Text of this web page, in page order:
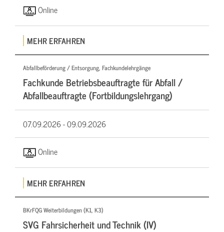
Online
MEHR ERFAHREN
Abfallbeförderung / Entsorgung, Fachkundelehrgänge
Fachkunde Betriebsbeauftragte für Abfall /
Abfallbeauftragte (Fortbildungslehrgang)
07.09.2026 -09.09.2026
Online
MEHR ERFAHREN
BKrFQG Weiterbildungen (K1, K3)
SVG Fahrsicherheit und Technik (IV)